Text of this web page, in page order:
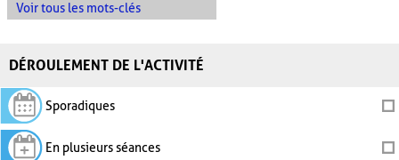
Voir tous les mots-clés
DÉROULEMENT DE L'ACTIVITÉ
Sporadiques
En plusieurs séances